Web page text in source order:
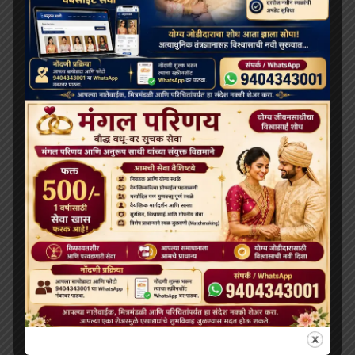
Buddhist bharat
April 21, 2026
सोशल
31वां बौद्ध परिवार मिलन मेला,2026 31st Buddhist Family
Reunion Fair, 2026
January 23, 2026